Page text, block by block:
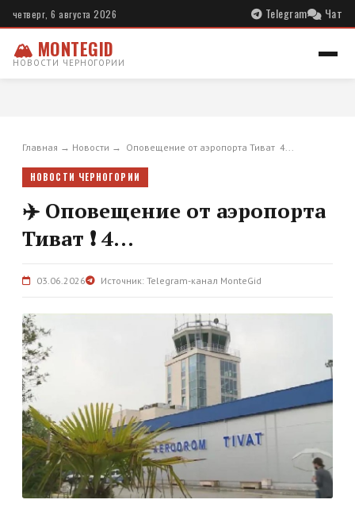
четверг, 6 августа 2026 Telegram Чат
🏔 MONTEGID
НОВОСТИ ЧЕРНОГОРИИ
Главная → Новости → ️ Оповещение от аэропорта Тиват ️ 4...
НОВОСТИ ЧЕРНОГОРИИ
✈️ Оповещение от аэропорта
Тиват ❗️ 4...
03.06.2026 Источник: Telegram-канал MonteGid